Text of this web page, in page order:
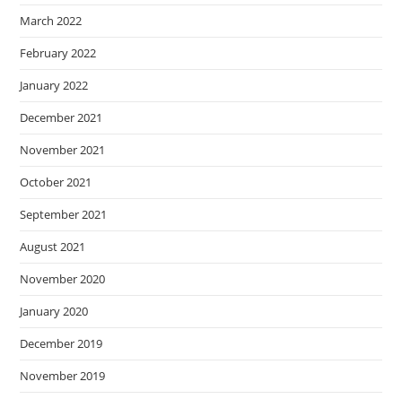
March 2022
February 2022
January 2022
December 2021
November 2021
October 2021
September 2021
August 2021
November 2020
January 2020
December 2019
November 2019